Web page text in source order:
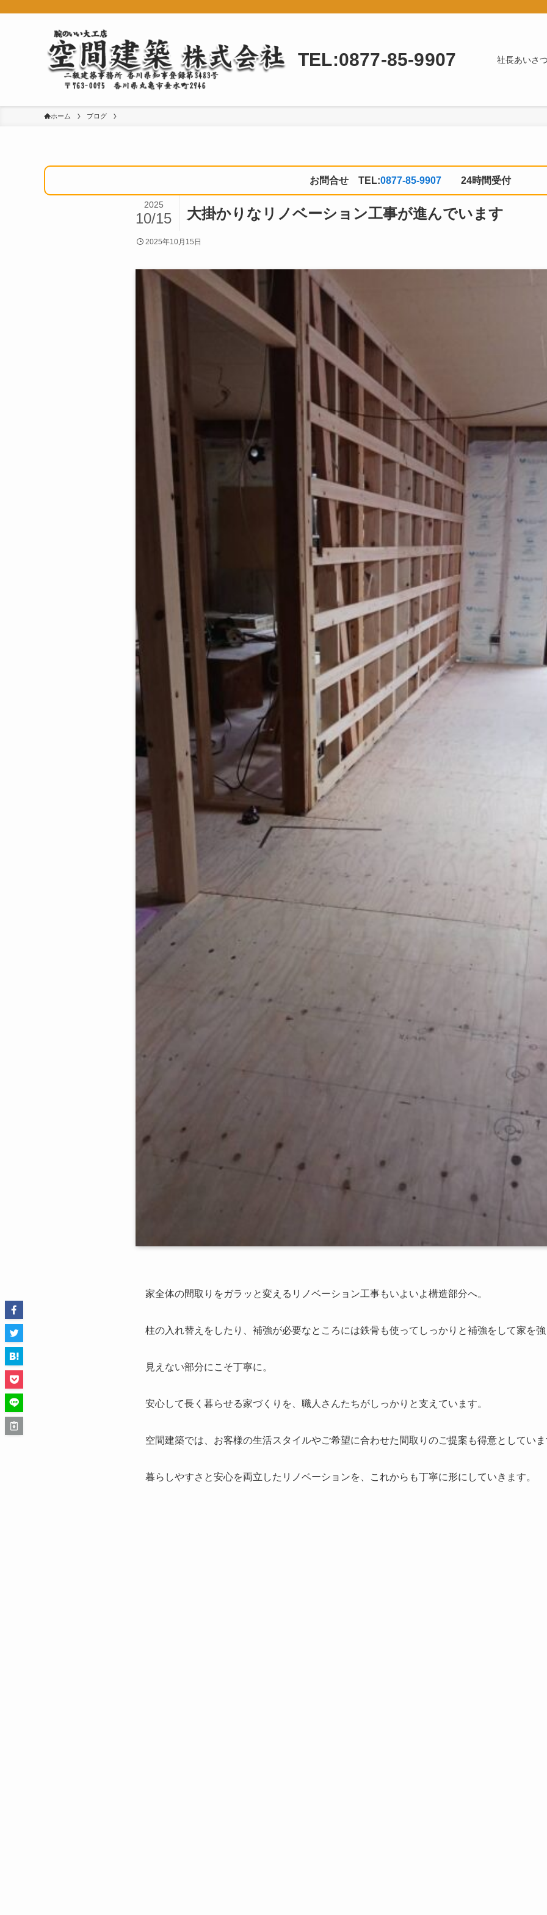
TEL:0877-85-9907 社長あいさ
ホーム ブログ
お問合せ TEL:0877-85-9907 24時間受付
大掛かりなリノベーション工事が進んでいます
2025
10/15
2025年10月15日
家全体の間取りをガラッと変えるリノベーション工事もいよいよ構造部分へ。
柱の入れ替えをしたり、補強が必要なところには鉄骨も使ってしっかりと補強をして家を
見えない部分にこそ丁寧に。
安心して長く暮らせる家づくりを、職人さんたちがしっかりと支えています。
空間建築では、お客様の生活スタイルやご希望に合わせた間取りのご提案も得意としてい
暮らしやすさと安心を両立したリノベーションを、これからも丁寧に形にしていきます。